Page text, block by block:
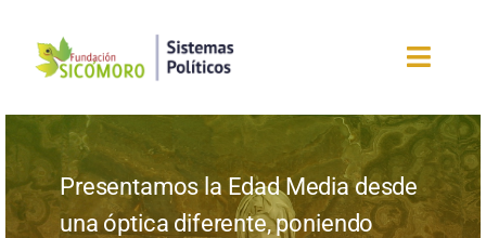
contenido
Sobre la fundación
Presentamos la Edad Media desde
una óptica diferente, poniendo